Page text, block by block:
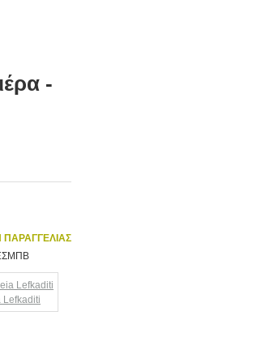
-
ΠΑΡΑΓΓΕΛΊΑΣ
Lefkaditi